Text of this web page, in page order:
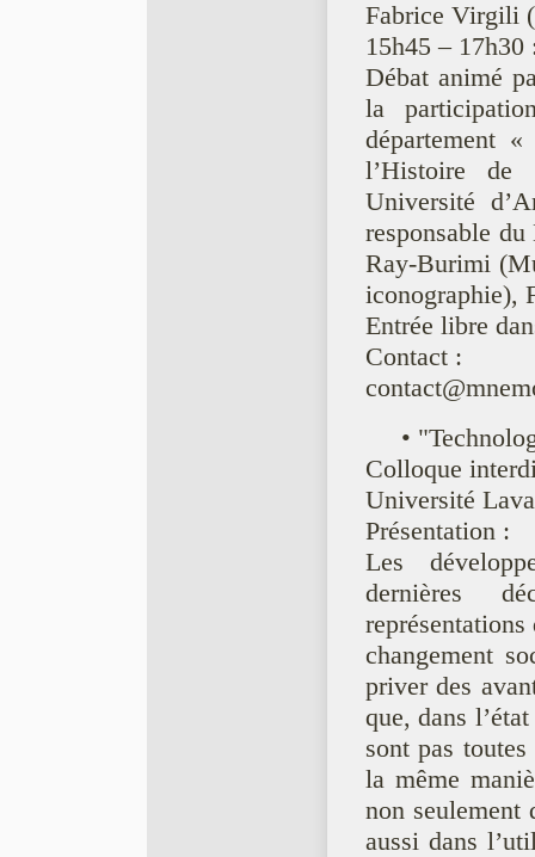
Fabrice Virgili
15h45 – 17h30
Débat animé
la
département
l’Histoire de
Université
responsable
Ray-Burimi
iconographie),
Entrée libre
Contact :
•
Colloque
Université
Présentation :
Les
dernières
changement
priver des
que, dans
sont pas
la même
non seulement
aussi dans